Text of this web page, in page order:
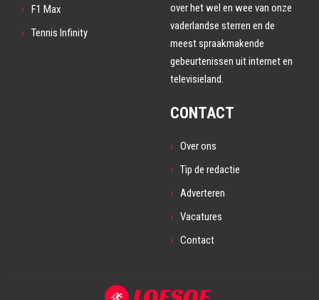
F1 Max
Tennis Infinity
over het wel en wee van onze
vaderlandse sterren en de
meest spraakmakende
gebeurtenissen uit internet en
televisieland.
CONTACT
Over ons
Tip de redactie
Adverteren
Vacatures
Contact